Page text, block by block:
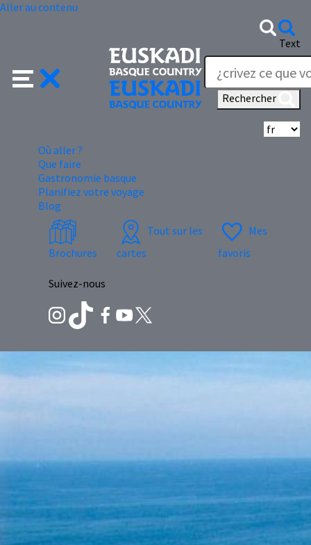
Aller au contenu
Text
Rechercher
Où aller ?
Que faire
Gastronomie basque
Planifiez votre voyage
Blog
Brochures
Tout sur les
cartes
Mes
favoris
Suivez-nous